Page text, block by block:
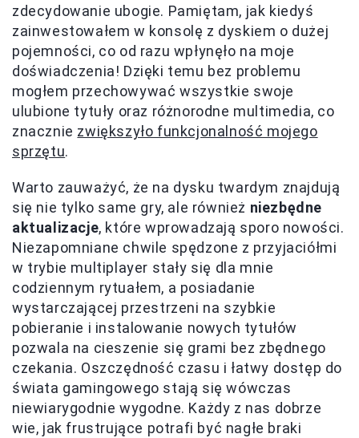
zdecydowanie ubogie. Pamiętam, jak kiedyś
zainwestowałem w konsolę z dyskiem o dużej
pojemności, co od razu wpłynęło na moje
doświadczenia! Dzięki temu bez problemu
mogłem przechowywać wszystkie swoje
ulubione tytuły oraz różnorodne multimedia, co
znacznie zwiększyło funkcjonalność mojego
sprzętu.
Warto zauważyć, że na dysku twardym znajdują
się nie tylko same gry, ale również niezbędne
aktualizacje, które wprowadzają sporo nowości.
Niezapomniane chwile spędzone z przyjaciółmi
w trybie multiplayer stały się dla mnie
codziennym rytuałem, a posiadanie
wystarczającej przestrzeni na szybkie
pobieranie i instalowanie nowych tytułów
pozwala na cieszenie się grami bez zbędnego
czekania. Oszczędność czasu i łatwy dostęp do
świata gamingowego stają się wówczas
niewiarygodnie wygodne. Każdy z nas dobrze
wie, jak frustrujące potrafi być nagłe braki